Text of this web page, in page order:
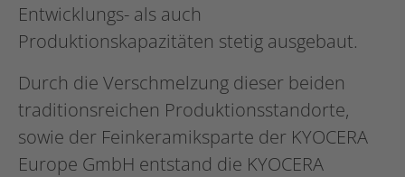
Entwicklungs- als auch
Produktionskapazitäten stetig ausgebaut.
Durch die Verschmelzung dieser beiden
traditionsreichen Produktionsstandorte,
sowie der Feinkeramiksparte der KYOCERA
Europe GmbH entstand die KYOCERA